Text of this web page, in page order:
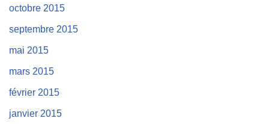
octobre 2015
septembre 2015
mai 2015
mars 2015
février 2015
janvier 2015